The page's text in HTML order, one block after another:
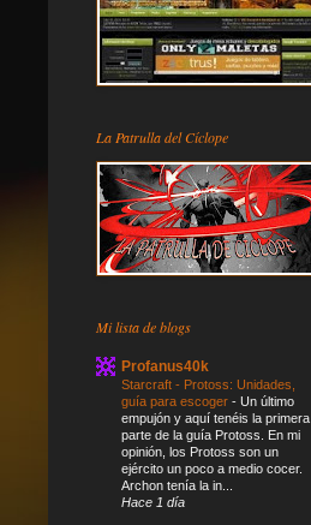
La Patrulla del Cíclope
Mi lista de blogs
Profanus40k
Starcraft - Protoss: Unidades,
guía para escoger - Un último
empujón y aquí tenéis la primera
parte de la guía Protoss. En mi
opinión, los Protoss son un
ejército un poco a medio cocer.
Archon tenía la in...
Hace 1 día